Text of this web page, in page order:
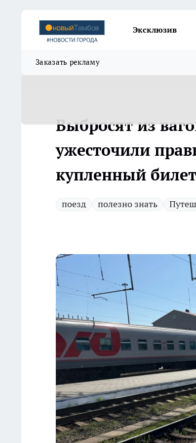
Эксклюзив
Заказать рекламу
Выбросят из
ужесточили
купленный билет
поезд полезно знать